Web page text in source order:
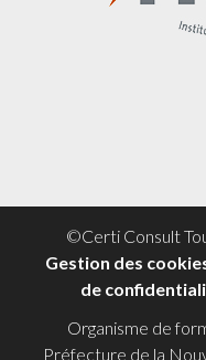
©Certi Consult
Gestion des
de
Organisme de
Préfecture de la